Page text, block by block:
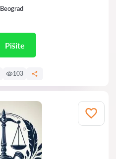
Beograd
Pišite
103